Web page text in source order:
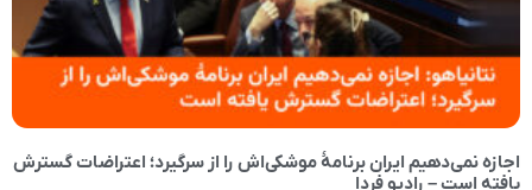
اجازه نمی‌دهیم ایران برنامهٔ موشکی‌اش را از سرگیرد؛ اعتراضات گسترش
یافته است – رادیو فردا